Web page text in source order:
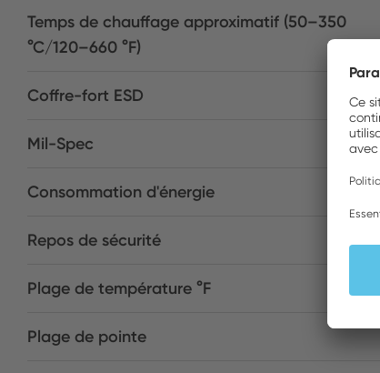
Temps de chauffage approximatif (50–350
°C/120–660 °F)
Coffre-fort ESD
Mil-Spec
Consommation d'énergie
Repos de sécurité
Plage de température °F
Plage de pointe